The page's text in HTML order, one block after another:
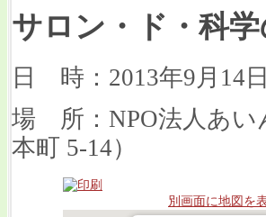
サロン・ド・科
日 時：2013年9月14
場 所：NPO法人あい
本町 5-14）
別画面に地図を